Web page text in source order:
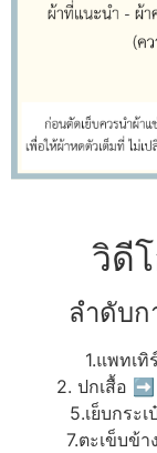
วิดี
ลำดับก
1.แพทเ
2. ปกเสื้อ ➡
5.เย็บกระ
7.ตะเข็บข้